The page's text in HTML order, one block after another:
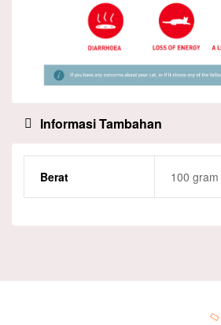
Informasi Tambahan
Berat 100 gram